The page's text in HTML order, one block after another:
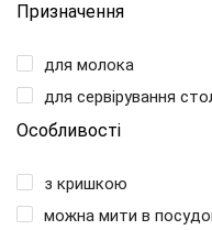
Призначення
для молока
для сервірування
Особливості
з кришкою
можна мити в